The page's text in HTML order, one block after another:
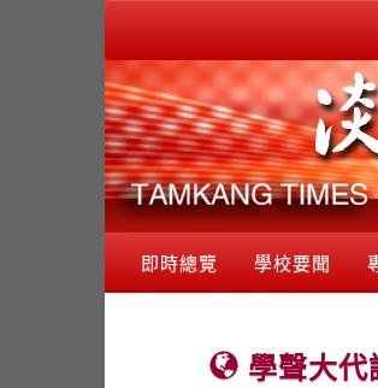
即時總覽 學校要聞
學聲大代